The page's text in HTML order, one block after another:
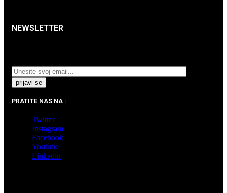
NEWSLETTER
PRATITE NAS NA :
Twitter
Instagram
Facebook
Youtube
Linkedin